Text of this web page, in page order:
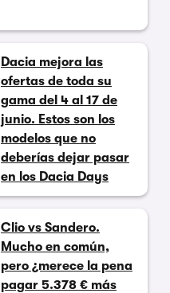
Dacia mejora las
ofertas de toda su
gama del 4 al 17 de
junio. Estos son los
modelos que no
deberías dejar pasar
en los Dacia Days
Clio vs Sandero.
Mucho en común,
pero ¿merece la pena
pagar 5.378 € más